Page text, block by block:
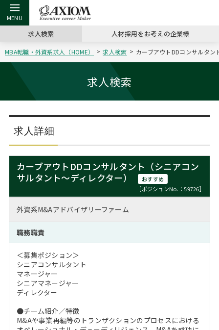
戻る
アクシアムの特長
戻る
コンサ
サービス案内
戻る
キャリ
コンサルタントの紹介
戻る
キャリア支援 TOP
キャリアデザイン講座
（最新求人市場動向）
戻る
MBAの
ステージ別アドバイス
MBAの転職事例
MBA留学生数の推移
戻る
日本か
インターン受入企業一覧
MBAを生かす求人特集
年齢と年収の相関図
戻る
転職ツール TOP
英文レジュメの書き方
戻る
パワー
職務経歴書の書き方
よくある面接Q&A集
戻る
転職コラム TOP
“展”職相談室
転職市場の明日をよめ
転職成功への4つの鍵
注目企業インタビュー
戻る
イベント・セミナー TOP
ジョブフェア
キャリアデザインセミナー
キャリアフォーラム
Career Talk Live
MBA NETWORKING
戻る
会社概要 TOP
沿革
主なクライアント
採用情報
ニュースリリース
求人検索 人材採用をお考えの企業様
MBA転職・外資系求人（HOME） 求人検索 カーブアウトDDコンサルタ
求人検索
求人詳細
カーブアウトDDコンサルタント（シニアコン
サルタント～ディレクター）
おすすめ
［ポジションNo.：59726］
外資系M&Aアドバイザリーファーム
職務職責
＜募集ポジション＞
シニアコンサルタント
マネージャー
シニアマネージャー
ディレクター
●チーム紹介／特徴
M&Aや事業再編等のトランザクションのプロセスにおける